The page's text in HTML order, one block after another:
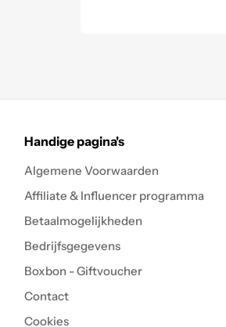
Handige pagina's
Algemene Voorwaarden
Affiliate & Influencer programma
Betaalmogelijkheden
Bedrijfsgegevens
Boxbon - Giftvoucher
Contact
Cookies